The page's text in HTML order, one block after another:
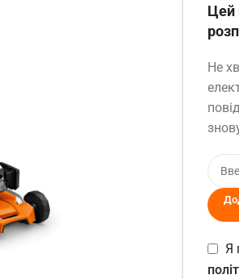
Цей
Не
Я